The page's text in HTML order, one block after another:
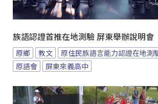
族語認證首推在地測驗 屏東舉辦說明會
原鄉 教文 原住民族語言能力認證在地測
原語會
屏東來義高中